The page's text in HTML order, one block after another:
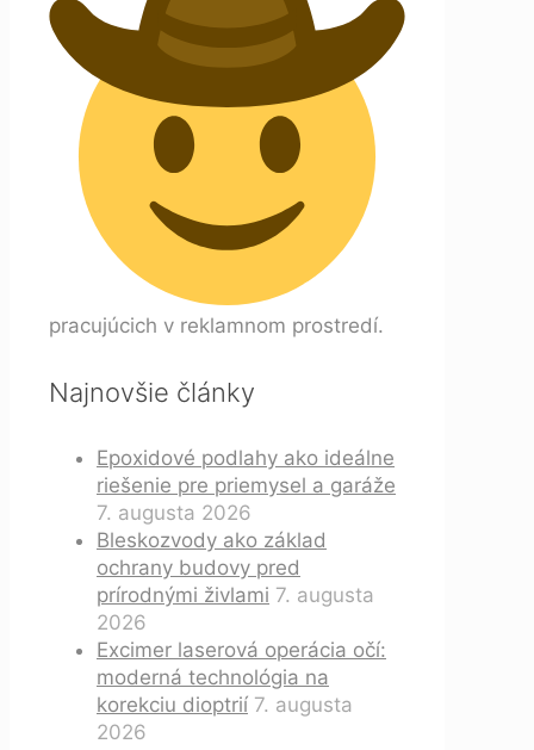
pracujúcich v reklamnom prostredí.
Najnovšie články
Epoxidové podlahy ako ideálne
riešenie pre priemysel a garáže
7. augusta 2026
Bleskozvody ako základ
ochrany budovy pred
prírodnými živlami 7. augusta
2026
Excimer laserová operácia očí:
moderná technológia na
korekciu dioptrií 7. augusta
2026